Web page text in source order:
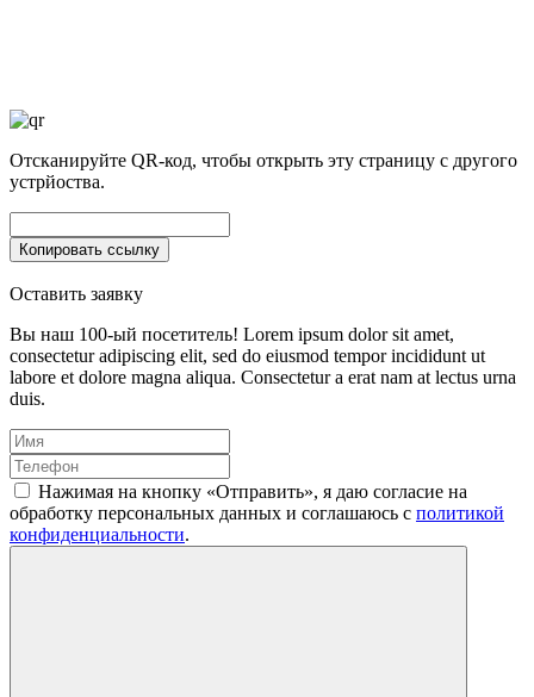
Отсканируйте QR-код, чтобы открыть эту страницу с другого
устрйоства.
Оставить заявку
Вы наш 100-ый посетитель! Lorem ipsum dolor sit amet,
consectetur adipiscing elit, sed do eiusmod tempor incididunt ut
labore et dolore magna aliqua. Consectetur a erat nam at lectus urna
duis.
Нажимая на кнопку «Отправить», я даю согласие на
обработку персональных данных и соглашаюсь c политикой
конфиденциальности.